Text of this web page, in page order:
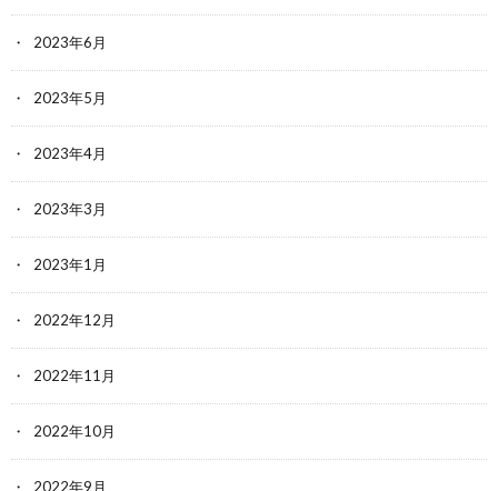
2023年6月
2023年5月
2023年4月
2023年3月
2023年1月
2022年12月
2022年11月
2022年10月
2022年9月